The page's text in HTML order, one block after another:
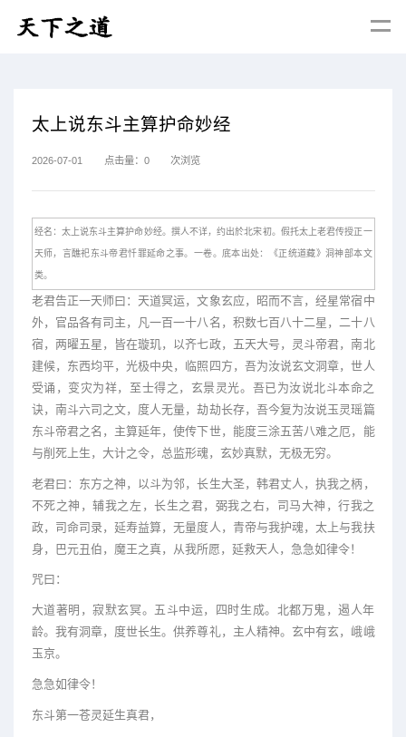
太上说东斗主算护命妙经
2026-07-01 点击量： 0 次浏览
经名：太上说东斗主算护命妙经。撰人不详，约出於北宋初。假托太上老君传授正一
天师，言醮祀东斗帝君忏罪延命之事。一卷。底本出处：《正统道藏》洞神部本文
类。
老君告正一天师曰：天道冥运，文象玄应，昭而不言，经星常宿中
外，官品各有司主，凡一百一十八名，积数七百八十二星，二十八
宿，两曜五星，皆在璇玑，以齐七政，五天大号，灵斗帝君，南北
建候，东西均平，光极中央，临照四方，吾为汝说玄文洞章，世人
受诵，变灾为祥，至士得之，玄景灵光。吾已为汝说北斗本命之
诀，南斗六司之文，度人无量，劫劫长存，吾今复为汝说玉灵瑶篇
东斗帝君之名，主算延年，使传下世，能度三涂五苦八难之厄，能
与削死上生，大计之令，总监形魂，玄妙真默，无极无穷。
老君曰：东方之神，以斗为邻，长生大圣，韩君丈人，执我之柄，
不死之神，辅我之左，长生之君，弼我之右，司马大神，行我之
政，司命司录，延寿益算，无量度人，青帝与我护魂，太上与我扶
身，巴元丑伯，魔王之真，从我所愿，延救天人，急急如律令！
咒曰：
大道著明，寂默玄冥。五斗中运，四时生成。北都万鬼，遏人年
龄。我有洞章，度世长生。供养尊礼，主人精神。玄中有玄，峨峨
玉京。
急急如律令！
东斗第一苍灵延生真君，